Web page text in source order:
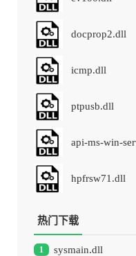
docprop2.dll
icmp.dll
ptpusb.dll
hpfrsw71.dll
热门下载
1 sysmain.dll